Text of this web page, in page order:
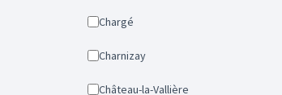
Chargé
Charnizay
Château-la-Vallière